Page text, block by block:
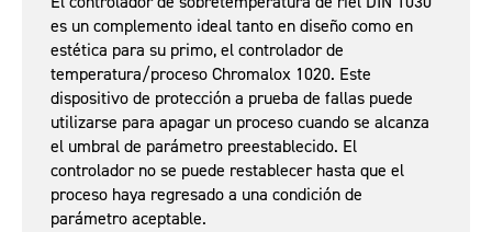
es un complemento ideal tanto en diseño como en
estética para su primo, el controlador de
temperatura/proceso Chromalox 1020. Este
dispositivo de protección a prueba de fallas puede
utilizarse para apagar un proceso cuando se alcanza
el umbral de parámetro preestablecido. El
controlador no se puede restablecer hasta que el
proceso haya regresado a una condición de
parámetro aceptable.